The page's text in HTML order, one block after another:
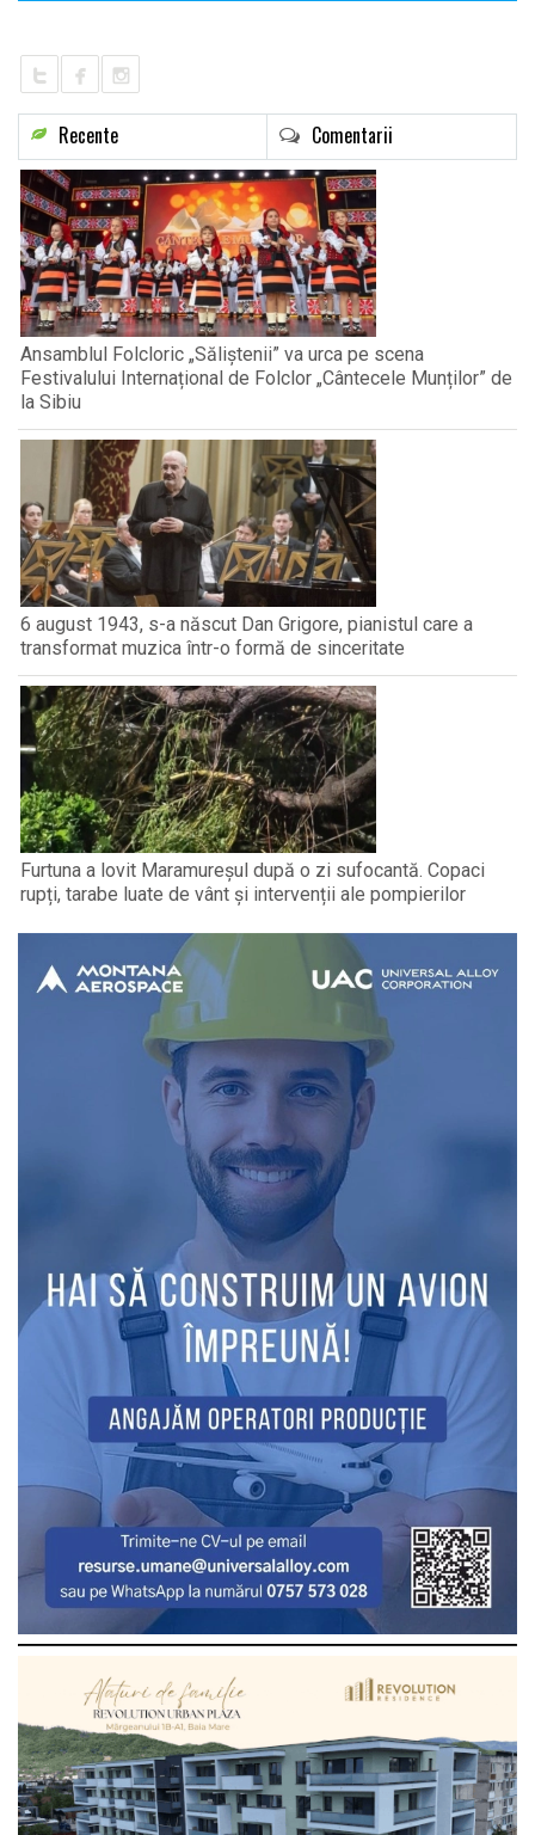
Recente Comentarii
Ansamblul Folcloric „Săliștenii” va urca pe scena
Festivalului Internațional de Folclor „Cântecele Munților” de
la Sibiu
6 august 1943, s-a născut Dan Grigore, pianistul care a
transformat muzica într-o formă de sinceritate
Furtuna a lovit Maramureșul după o zi sufocantă. Copaci
rupți, tarabe luate de vânt și intervenții ale pompierilor